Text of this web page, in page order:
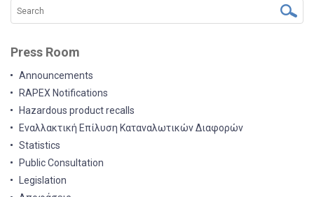
Press Room
Announcements
RAPEX Notifications
Hazardous product recalls
Εναλλακτική Επίλυση Καταναλωτικών Διαφορών
Statistics
Public Consultation
Legislation